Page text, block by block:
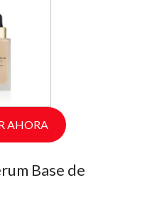
AHORA
Base de